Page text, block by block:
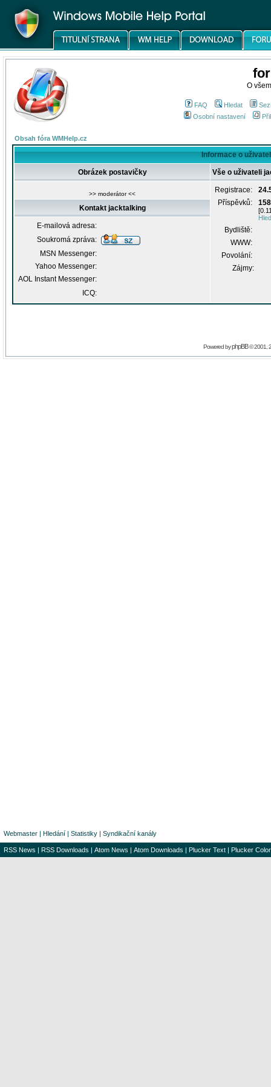
O
FAQ Hledat
Osobní nastavení
Obsah fóra WMHelp.cz
Informace o
Obrázek postavičky Vše o uživateli
>> moderátor << Registrace:
Příspěvků:
158
Bydliště:
WWW:
Povolání:
Zájmy:
Kontakt jacktalking
E-mailová adresa:
Soukromá zpráva:
MSN Messenger:
Yahoo Messenger:
AOL Instant Messenger:
ICQ:
Powered byphpBB© 2001,
Webmaster | Hledání | Statistiky | Syndikační kanály
RSS News | RSS Downloads | Atom News | Atom Downloads | Plucker Text | Plucker Color